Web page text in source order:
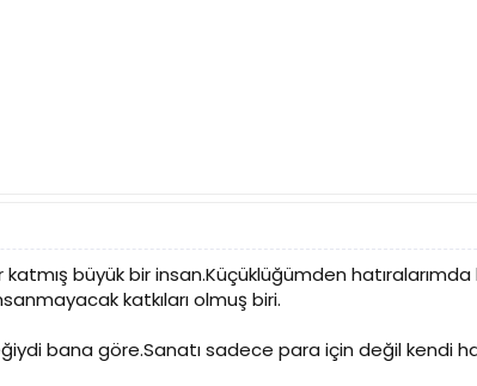
büyük bir insan.Küçüklüğümden
katkıları olmuş biri.
bana göre.Sanatı sadece para için değil kendi